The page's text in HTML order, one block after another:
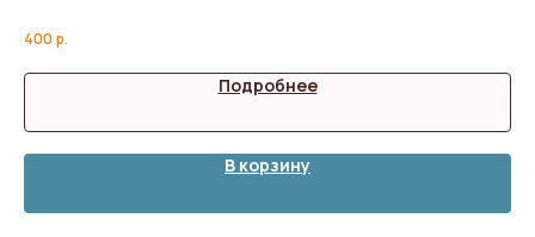
400 р.
Подробнее
В корзину